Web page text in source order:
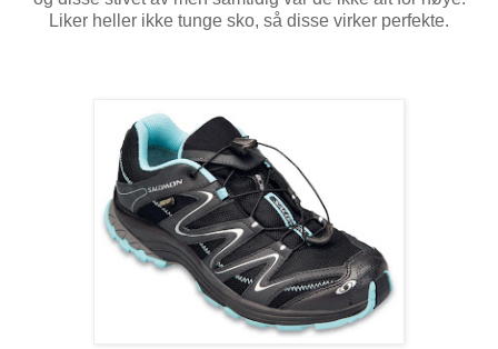
Liker heller ikke tunge sko, så disse virker perfekte.